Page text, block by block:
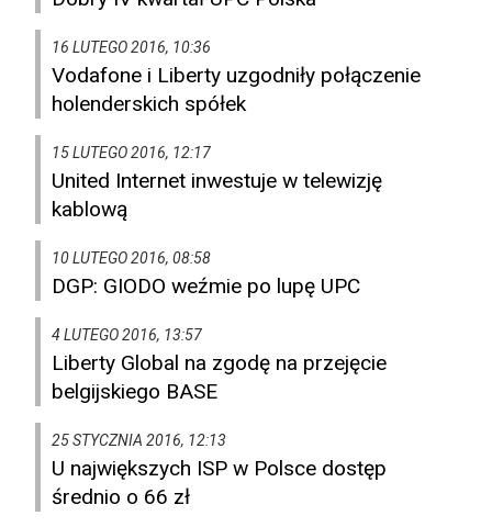
16 LUTEGO 2016, 10:36
Vodafone i Liberty uzgodniły połączenie
holenderskich spółek
15 LUTEGO 2016, 12:17
United Internet inwestuje w telewizję
kablową
10 LUTEGO 2016, 08:58
DGP: GIODO weźmie po lupę UPC
4 LUTEGO 2016, 13:57
Liberty Global na zgodę na przejęcie
belgijskiego BASE
25 STYCZNIA 2016, 12:13
U największych ISP w Polsce dostęp
średnio o 66 zł